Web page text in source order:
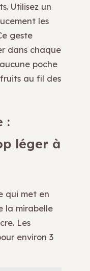
Utilisez un
les
geste
dans chaque
poche
au fil des
:
léger à
qui met en
la mirabelle
Les
environ 3